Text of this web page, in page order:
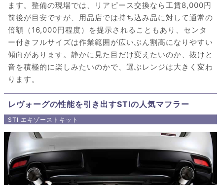
ます。整備の現場では、リアピース交換なら工賃8,000円
前後が目安ですが、用品店では持ち込み品に対して通常の
倍額（16,000円程度）を提示されることもあり、センタ
ー付きフルサイズは作業範囲が広いぶん割高になりやすい
傾向があります。静かに見た目だけ変えたいのか、抜けと
音を積極的に楽しみたいのかで、選ぶレンジは大きく変わ
ります。
レヴォーグの性能を引き出すSTIの人気マフラー
STI エキゾーストキット